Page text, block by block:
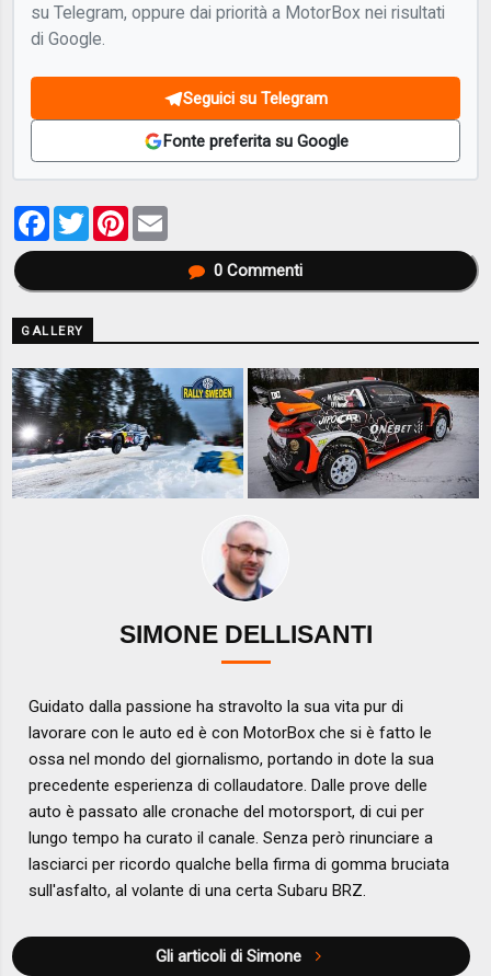
su Telegram, oppure dai priorità a MotorBox nei risultati
di Google.
Seguici su Telegram
Fonte preferita su Google
Facebook
TwitterPinterest
0Commenti
GALLERY
SIMONE DELLISANTI
Guidato dalla passione ha stravolto la sua vita pur di
lavorare con le auto ed è con MotorBox che si è fatto le
ossa nel mondo del giornalismo, portando in dote la sua
precedente esperienza di collaudatore. Dalle prove delle
auto è passato alle cronache del motorsport, di cui per
lungo tempo ha curato il canale. Senza però rinunciare a
lasciarci per ricordo qualche bella firma di gomma bruciata
sull'asfalto, al volante di una certa Subaru BRZ.
Gli articoli di Simone